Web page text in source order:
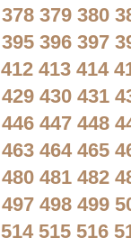
378 379 380
395 396 397
412 413 414
429 430 431
446 447 448
463 464 465
480 481 482
497 498 499
514 515 516